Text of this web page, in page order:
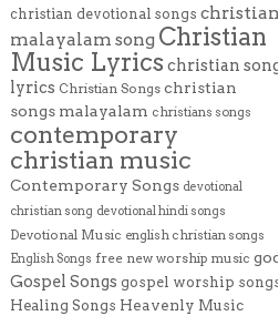
christian devotional songs christian
malayalam song Christian
Music Lyrics christian song
lyrics Christian Songs christian
songs malayalam christians songs
contemporary
christian music
Contemporary Songs devotional
christian song devotional hindi songs
Devotional Music english christian songs
English Songs free new worship music god
Gospel Songs gospel worship songs
Healing Songs Heavenly Music